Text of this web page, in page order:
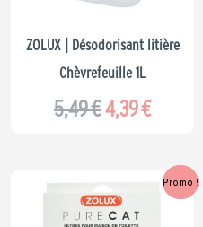
ZOLUX | Désodorisant litière
Chèvrefeuille 1L
5,49€4,39€
Promo !
prix
Le